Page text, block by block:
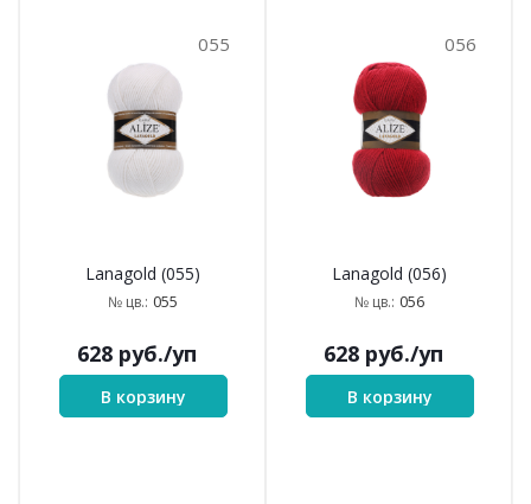
055
Lanagold (055)
№ цв.: 055
628 руб./уп
В корзину
056
Lanagold (056)
№ цв.: 056
628 руб./уп
В корзину